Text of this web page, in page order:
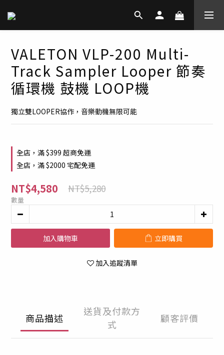
VALETON VLP-200 Multi-
Track Sampler Looper 節奏
循環機 鼓機 LOOP機
獨立雙LOOPER協作，音樂動機無限可能
全店，滿 $399 超商免運
全店，滿 $2000 宅配免運
NT$4,580 NT$5,280
數量
加入購物車 立即購買
加入追蹤清單
商品描述
送貨及付款方
式
顧客評價